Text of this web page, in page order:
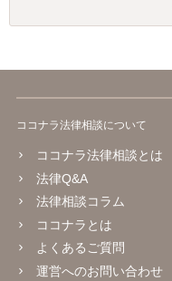
ココナラ法律相談について
ココナラ法律相談とは
法律Q&A
法律相談コラム
ココナラとは
よくあるご質問
運営へのお問い合わせ